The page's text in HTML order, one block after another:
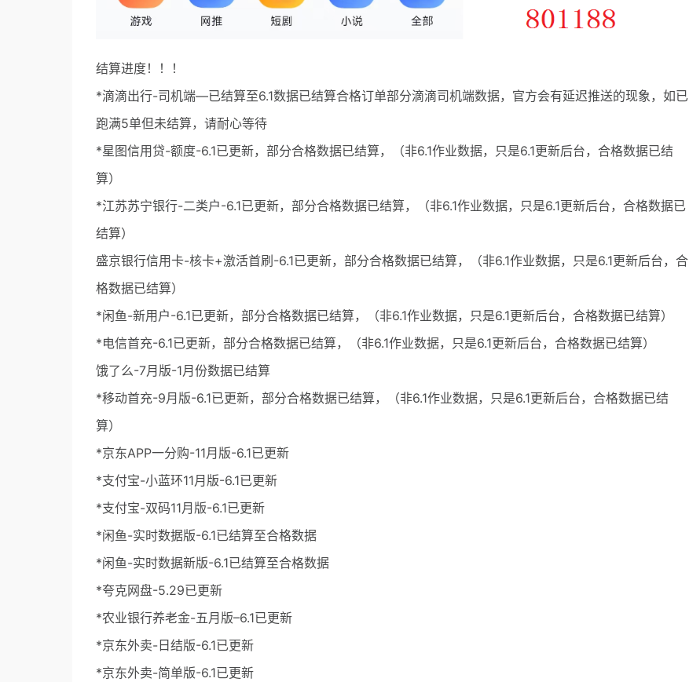
结算进度！！！
*滴滴出行-司机端—已结算至6.1数据已结算合格订单部分滴滴司机端数据，官方会有延迟推送的现象，如已
跑满5单但未结算，请耐心等待
*星图信用贷-额度-6.1已更新，部分合格数据已结算，（非6.1作业数据，只是6.1更新后台，合格数据已结
算）
*江苏苏宁银行-二类户-6.1已更新，部分合格数据已结算，（非6.1作业数据，只是6.1更新后台，合格数据已
结算）
盛京银行信用卡-核卡+激活首刷-6.1已更新，部分合格数据已结算，（非6.1作业数据，只是6.1更新后台，合
格数据已结算）
*闲鱼-新用户-6.1已更新，部分合格数据已结算，（非6.1作业数据，只是6.1更新后台，合格数据已结算）
*电信首充-6.1已更新，部分合格数据已结算，（非6.1作业数据，只是6.1更新后台，合格数据已结算）
饿了么-7月版-1月份数据已结算
*移动首充-9月版-6.1已更新，部分合格数据已结算，（非6.1作业数据，只是6.1更新后台，合格数据已结
算）
*京东APP一分购-11月版-6.1已更新
*支付宝-小蓝环11月版-6.1已更新
*支付宝-双码11月版-6.1已更新
*闲鱼-实时数据版-6.1已结算至合格数据
*闲鱼-实时数据新版-6.1已结算至合格数据
*夸克网盘-5.29已更新
*农业银行养老金-五月版–6.1已更新
*京东外卖-日结版-6.1已更新
*京东外卖-简单版-6.1已更新